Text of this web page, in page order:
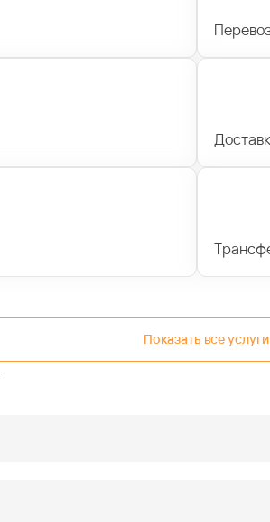
Показать все услуги